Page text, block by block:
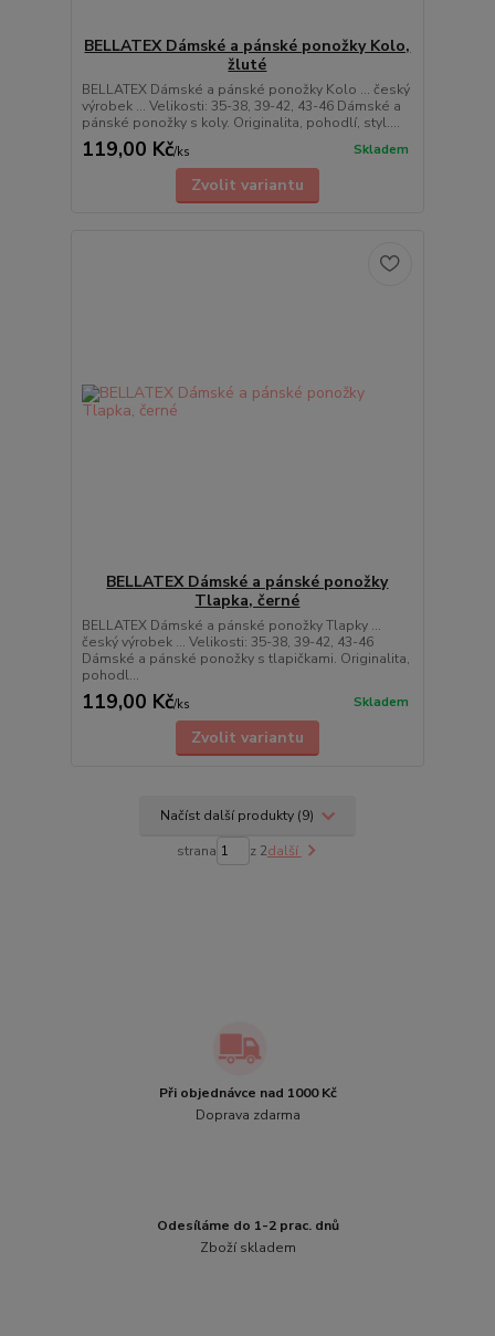
BELLATEX Dámské a pánské ponožky Kolo,
žluté
BELLATEX Dámské a pánské ponožky Kolo ... český
výrobek ... Velikosti: 35-38, 39-42, 43-46 Dámské a
pánské ponožky s koly. Originalita, pohodlí, styl....
119,00 Kč/ks Skladem
Zvolit variantu
BELLATEX Dámské a pánské ponožky
Tlapka, černé
BELLATEX Dámské a pánské ponožky Tlapky ...
český výrobek ... Velikosti: 35-38, 39-42, 43-46
Dámské a pánské ponožky s tlapičkami. Originalita,
pohodl...
119,00 Kč/ks Skladem
Zvolit variantu
Načíst další produkty (9)
strana z 2další
Při objednávce nad 1000 Kč
Doprava zdarma
Odesíláme do 1-2 prac. dnů
Zboží skladem